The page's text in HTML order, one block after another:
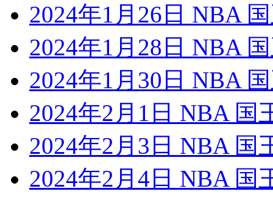
2024年1月26日 NBA
2024年1月28日 NBA
2024年1月30日 NBA
2024年2月1日 NBA 国
2024年2月3日 NBA 国
2024年2月4日 NBA 国